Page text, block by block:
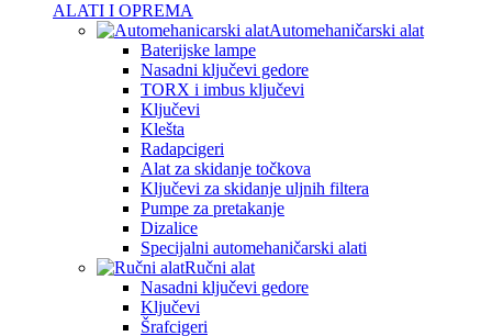
ALATI I OPREMA
Automehaničarski alat
Baterijske lampe
Nasadni ključevi gedore
TORX i imbus ključevi
Ključevi
Klešta
Radapcigeri
Alat za skidanje točkova
Ključevi za skidanje uljnih filtera
Pumpe za pretakanje
Dizalice
Specijalni automehaničarski alati
Ručni alat
Nasadni ključevi gedore
Ključevi
Šrafcigeri